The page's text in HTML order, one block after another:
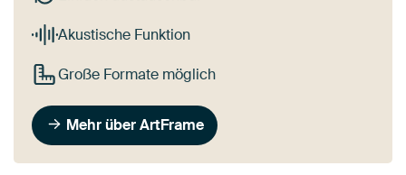
Akustische Funktion
Große Formate möglich
Mehr über ArtFrame